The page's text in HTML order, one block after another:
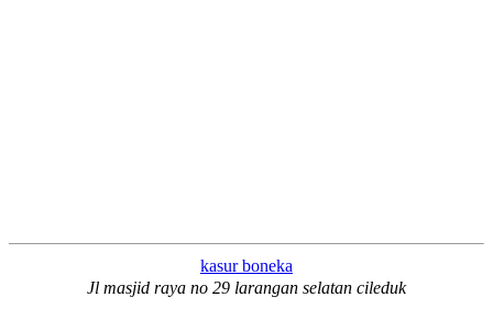
kasur boneka
Jl masjid raya no 29 larangan selatan cileduk